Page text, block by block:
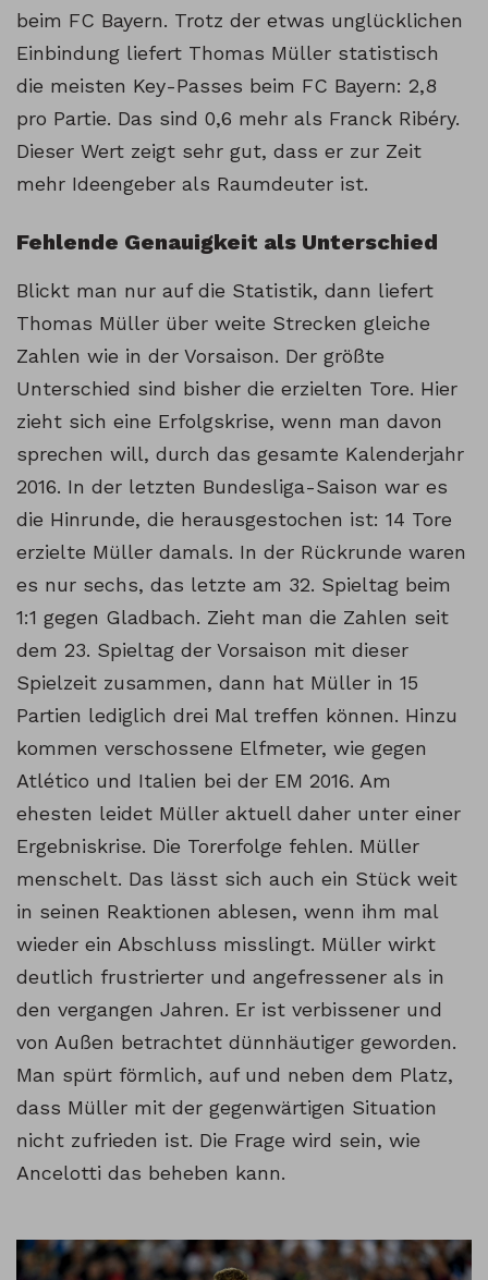
beim FC Bayern. Trotz der etwas unglücklichen
Einbindung liefert Thomas Müller statistisch
die meisten Key-Passes beim FC Bayern: 2,8
pro Partie. Das sind 0,6 mehr als Franck Ribéry.
Dieser Wert zeigt sehr gut, dass er zur Zeit
mehr Ideengeber als Raumdeuter ist.
Fehlende Genauigkeit als Unterschied
Blickt man nur auf die Statistik, dann liefert
Thomas Müller über weite Strecken gleiche
Zahlen wie in der Vorsaison. Der größte
Unterschied sind bisher die erzielten Tore. Hier
zieht sich eine Erfolgskrise, wenn man davon
sprechen will, durch das gesamte Kalenderjahr
2016. In der letzten Bundesliga-Saison war es
die Hinrunde, die herausgestochen ist: 14 Tore
erzielte Müller damals. In der Rückrunde waren
es nur sechs, das letzte am 32. Spieltag beim
1:1 gegen Gladbach. Zieht man die Zahlen seit
dem 23. Spieltag der Vorsaison mit dieser
Spielzeit zusammen, dann hat Müller in 15
Partien lediglich drei Mal treffen können. Hinzu
kommen verschossene Elfmeter, wie gegen
Atlético und Italien bei der EM 2016. Am
ehesten leidet Müller aktuell daher unter einer
Ergebniskrise. Die Torerfolge fehlen. Müller
menschelt. Das lässt sich auch ein Stück weit
in seinen Reaktionen ablesen, wenn ihm mal
wieder ein Abschluss misslingt. Müller wirkt
deutlich frustrierter und angefressener als in
den vergangen Jahren. Er ist verbissener und
von Außen betrachtet dünnhäutiger geworden.
Man spürt förmlich, auf und neben dem Platz,
dass Müller mit der gegenwärtigen Situation
nicht zufrieden ist. Die Frage wird sein, wie
Ancelotti das beheben kann.